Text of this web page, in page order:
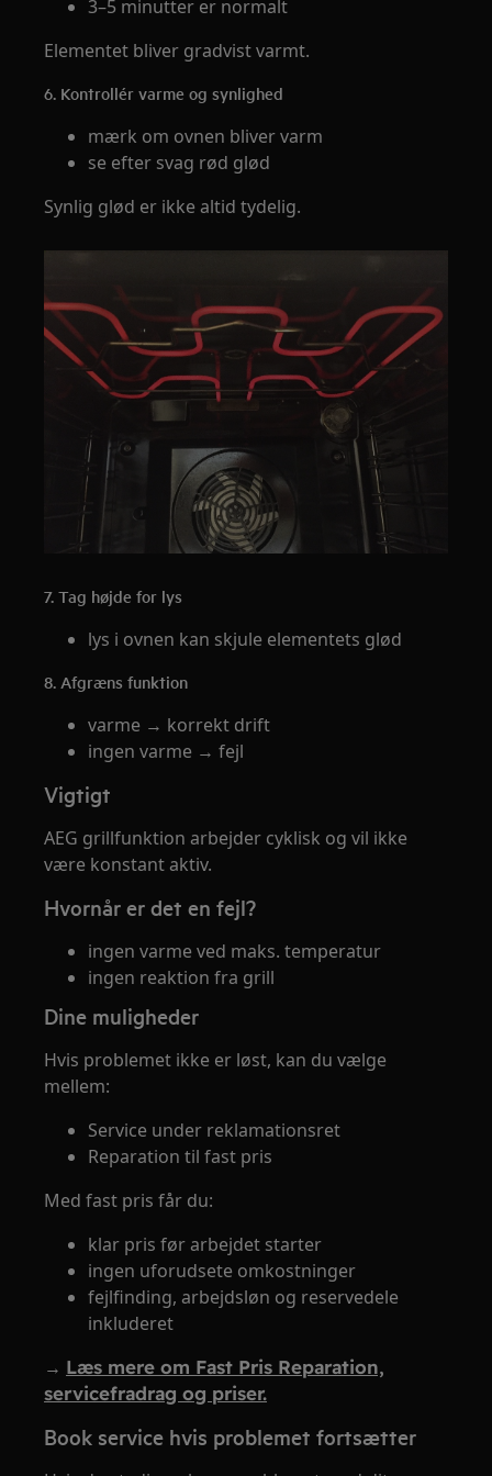
3–5 minutter er normalt
Elementet bliver gradvist varmt.
6. Kontrollér varme og synlighed
mærk om ovnen bliver varm
se efter svag rød glød
Synlig glød er ikke altid tydelig.
7. Tag højde for lys
lys i ovnen kan skjule elementets glød
8. Afgræns funktion
varme → korrekt drift
ingen varme → fejl
Vigtigt
AEG grillfunktion arbejder cyklisk og vil ikke
være konstant aktiv.
Hvornår er det en fejl?
ingen varme ved maks. temperatur
ingen reaktion fra grill
Dine muligheder
Hvis problemet ikke er løst, kan du vælge
mellem:
Service under reklamationsret
Reparation til fast pris
Med fast pris får du:
klar pris før arbejdet starter
ingen uforudsete omkostninger
fejlfinding, arbejdsløn og reservedele
inkluderet
→ Læs mere om Fast Pris Reparation,
servicefradrag og priser.
Book service hvis problemet fortsætter